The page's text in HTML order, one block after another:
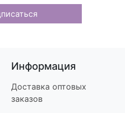
Информация
Доставка оптовых
заказов